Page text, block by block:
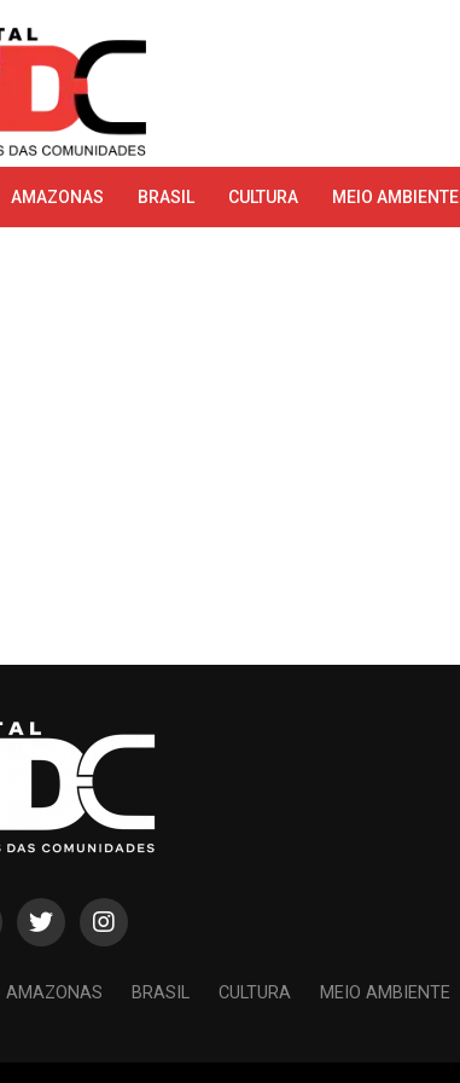
AMAZONAS BRASIL CULTURA MEIO AMBIENTE
AMAZONAS BRASIL CULTURA MEIO AMBIENTE